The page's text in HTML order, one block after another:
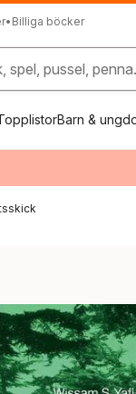
• Billiga böcker
spel, pussel,
Barn &